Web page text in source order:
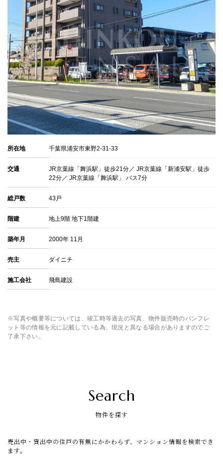
所在地 千葉県浦安市東野2-31-33
交通
JR京葉線「舞浜駅」徒歩21分／ JR京葉線「新浦安駅」徒歩
22分／ JR京葉線「舞浜駅」 バス7分
総戸数 43戸
階建 地上9階 地下1階建
築年月 2000年 11月
売主 ダイニチ
施工会社 飛島建設
※写真や概要等については、竣工時等過去の写真、物件販売時のパンフレ
ット等の情報を元に記載している為、現況と異なる場合がありますのでご
了承下さい。
Search
物件を探す
売出中・貸出中の住戸の有無にかかわらず、マンション情報を検索でき
ます。